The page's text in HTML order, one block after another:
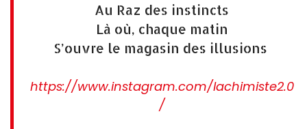
Au Raz des instincts
Là où, chaque matin
S’ouvre le magasin des illusions
https://www.instagram.com/lachimiste2.0
/